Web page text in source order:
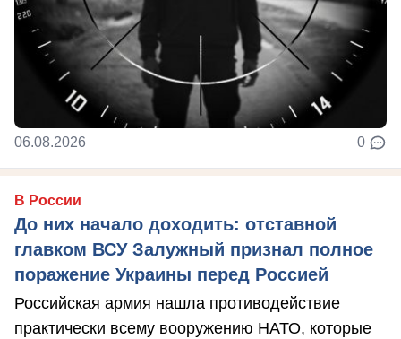
06.08.2026 0
В России
До них начало доходить: отставной
главком ВСУ Залужный признал полное
поражение Украины перед Россией
Российская армия нашла противодействие
практически всему вооружению НАТО, которые